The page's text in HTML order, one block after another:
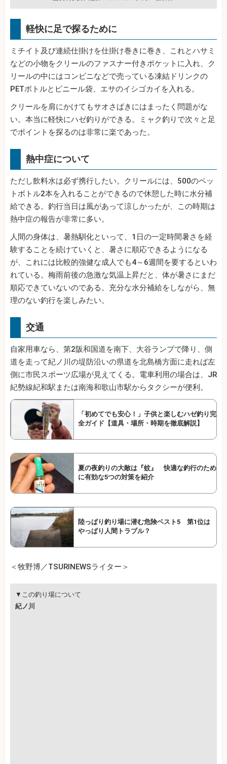
軽快に足で探るために
ミチイト及び連続仕掛けを仕掛け巻きに巻き、これとハサミ
などの小物をクリールのファスナー付きポケットに入れ、ク
リールの中にはコンビニなどで売っている凍結ドリンクの
PETボトルとビニール袋、エサのイシゴカイを入れる。
クリールを肩にかけてもサオさばきにはまったく問題がな
い。本当に軽快にハゼ釣りができる。ミャク釣りで次々と足
でポイントを探るのは非常に楽であった。
熱中症について
ただし飲料水は必ず携行したい。クリールには、500のペッ
トボトル2本を入れることができるので休憩した時に水分補
給できる。釣行当日は風があって涼しかったが、この時期は
熱中症の報告が非常に多い。
人間の身体は、暑熱馴化といって、1日の一定時間暑さを経
験することを続けていくと、暑さに順応できるようになる
が、これには比較的強健な成人でも4～6週間を要するといわ
れている。梅雨前後の急激な気温上昇だと、体が暑さにまだ
順応できていないのである。充分な水分補給をしながら、無
理のない釣行を楽しみたい。
交通
自家用車なら、第2阪和国道を南下、大谷ランプで降り、側
道を走って紀ノ川の堤防沿いの県道を北島橋方面に走れば左
側に市民スポーツ広場が見えてくる。電車利用の場合は、JR
紀勢線紀和駅または南海和歌山市駅からタクシーが便利。
「初めてでも安心！」子供と楽しむハゼ釣り完
全ガイド【道具・場所・時期を徹底解説】
夏の夜釣りの大敵は『蚊』 快適な釣行のため
に有効な5つの対策を紹介
陸っぱり釣り場に潜む危険ベスト5 第1位は
やっぱり人間トラブル？
＜牧野博／TSURINEWSライター＞
▼この釣り場について
紀ノ川